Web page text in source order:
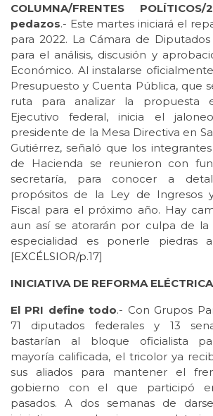
COLUMNA/FRENTES
pedazos.- Este martes iniciará el
para 2022. La Cámara de
para el análisis, discusión y
Económico. Al instalarse
Presupuesto y Cuenta Pública, que
ruta para analizar la propuesta
Ejecutivo federal, inicia el
presidente de la Mesa Directiva en
Gutiérrez, señaló que los
de Hacienda se reunieron con
secretaría, para conocer a
propósitos de la Ley de Ingresos
Fiscal para el próximo año. Hay
aun así se atorarán por culpa de la
especialidad es ponerle piedras
[EXCÉLSIOR/p.17]
INICIATIVA DE REFORMA ELÉCTRICA
El PRI define todo.- Con Grupos
71 diputados federales y 13
bastarían al bloque oficialista
mayoría calificada, el tricolor ya
sus aliados para mantener el
gobierno con el que participó
pasados. A dos semanas de